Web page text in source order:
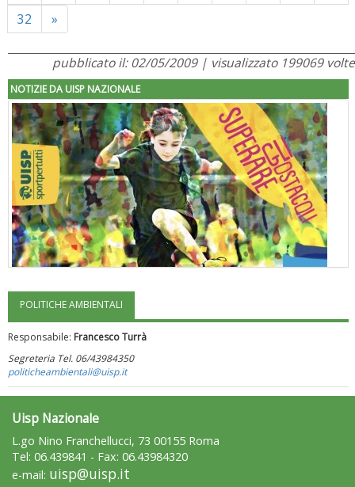
32
»
pubblicato il: 02/05/2009 | visualizzato 199069 volte
NOTIZIE DA UISP NAZIONALE
"Superare gli ostacoli": la relazione di Tiziano Pesce al CN Uisp
POLITICHE AMBIENTALI
Responsabile: Francesco Turrà
Segreteria Tel. 06/43984350
politicheambientali@uisp.it
Uisp Nazionale
L.go Nino Franchellucci, 73 00155 Roma
Tel: 06.439841 - Fax: 06.43984320
e-mail: uisp@uisp.it